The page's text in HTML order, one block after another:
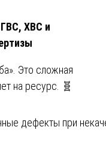
ХВС и
Это сложная
на ресурс. 🧬
дефекты при